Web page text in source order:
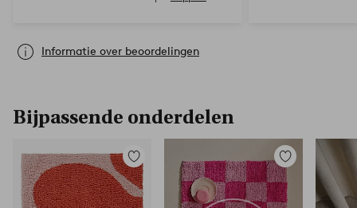
Informatie over beoordelingen
Bijpassende onderdelen
Toevoegen
aan
favorieten
Toevoegen
aan
favorieten